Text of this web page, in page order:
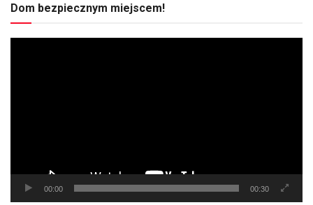
Dom bezpiecznym miejscem!
00:00 00:30